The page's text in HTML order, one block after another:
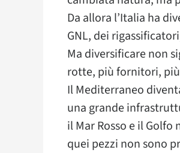
Da allora l’Italia ha
GNL, dei
Ma diversificare non
rotte, più fornitori,
Il Mediterraneo
una grande
il Mar Rosso e il
quei pezzi non sono